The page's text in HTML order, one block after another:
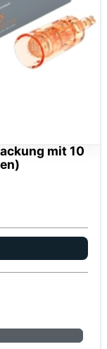
mit 10